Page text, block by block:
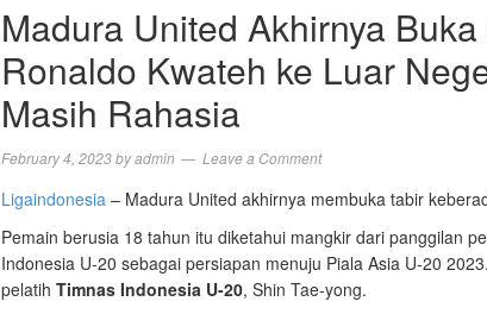
Madura United Akhirnya
Ronaldo Kwateh ke Luar
Masih Rahasia
February 4, 2023byadmin Leave a Comment
Ligaindonesia – Madura United akhirnya membuka tabir
Pemain berusia 18 tahun itu diketahui mangkir dari panggilan
Indonesia U-20 sebagai persiapan menuju Piala Asia U-20
pelatih Timnas Indonesia U-20, Shin Tae-yong.